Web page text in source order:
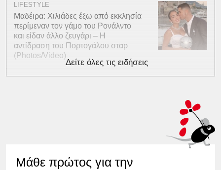
LIFESTYLE
Μαδέιρα: Χιλιάδες έξω από εκκλησία
περίμεναν τον γάμο του Ρονάλντο
και είδαν άλλο ζευγάρι – Η
αντίδραση του Πορτογάλου σταρ
(Photos/Video)
Δείτε όλες τις ειδήσεις
Μάθε πρώτος για την